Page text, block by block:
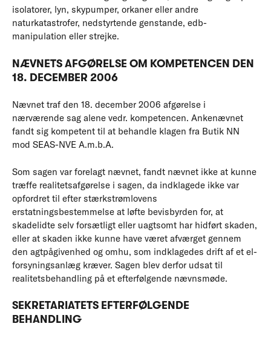
isolatorer, lyn, skypumper, orkaner eller andre
naturkatastrofer, nedstyrtende genstande, edb-
manipulation eller strejke.
NÆVNETS AFGØRELSE OM KOMPETENCEN DEN
18. DECEMBER 2006
Nævnet traf den 18. december 2006 afgørelse i
nærværende sag alene vedr. kompetencen. Ankenævnet
fandt sig kompetent til at behandle klagen fra Butik NN
mod SEAS-NVE A.m.b.A.
Som sagen var forelagt nævnet, fandt nævnet ikke at kunne
træffe realitetsafgørelse i sagen, da indklagede ikke var
opfordret til efter stærkstrømlovens
erstatningsbestemmelse at løfte bevisbyrden for, at
skadelidte selv forsætligt eller uagtsomt har hidført skaden,
eller at skaden ikke kunne have været afværget gennem
den agtpågivenhed og omhu, som indklagedes drift af et el­
for­sy­ningsanlæg kræver. Sagen blev derfor udsat til
realitetsbehandling på et efterfølgende nævnsmøde.
SEKRETARIATETS EFTERFØLGENDE
BEHANDLING